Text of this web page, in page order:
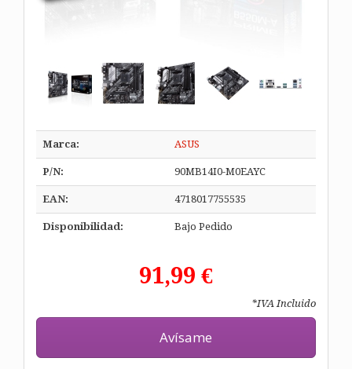
Marca: ASUS
P/N: 90MB14I0-M0EAYC
EAN: 4718017755535
Disponibilidad: Bajo Pedido
91,99 €
*IVA Incluido
Avísame